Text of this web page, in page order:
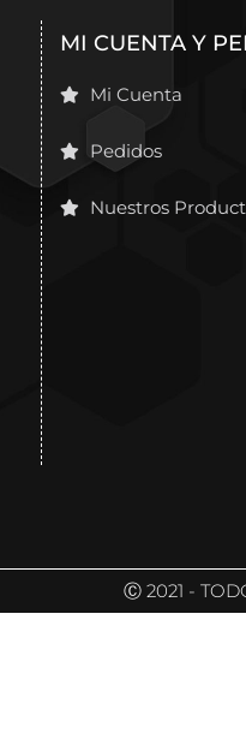
MI CUENTA Y
Mi Cuenta
Pedidos
Nuestros
Ⓒ 2021 -